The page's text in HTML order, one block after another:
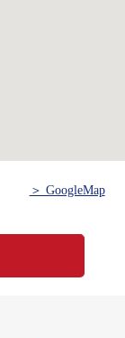
＞ GoogleMap